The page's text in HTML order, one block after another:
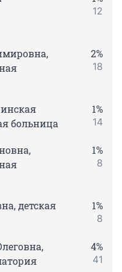
12
2%
18
больница
1%
14
1%
8
детская
1%
8
4%
41